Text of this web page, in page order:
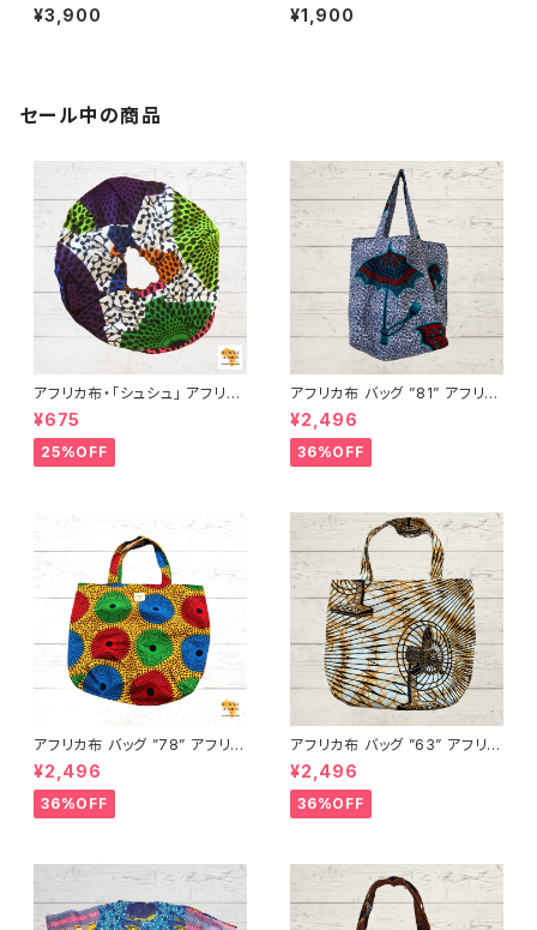
ダイタンクトップ＆巻きスカート
セット１パーニュ カンガ キテン
¥3,900
布 サロペット カンガ キテンゲ
ギニア フェアトレード INUWALI
¥1,900
セール中の商品
アフリカ布・「シュシュ」 アフリカ
ンプリント パーニュ カンガ キテ
ンゲ トートバッグ エコバッグ ギ
ニア フェアトレード INUWALIA
FRICA
¥675
25%OFF
アフリカ布 バッグ ”81” アフリカ
ンプリント パーニュ カンガ キテ
ンゲ トートバッグ エコバッグ ギ
ニア フェアトレード INUWALIA
FRICA
¥2,496
36%OFF
アフリカ布 バッグ ”78” アフリカ
ンプリント パーニュ カンガ キテ
ンゲ トートバッグ エコバッグ ギ
ニア フェアトレード INUWALIA
FRICA
¥2,496
36%OFF
アフリカ布 バッグ ”63” アフリカ
ンプリント パーニュ カンガ キテ
ンゲ トートバッグ エコバッグ ギ
ニア フェアトレード INUWALIA
FRICA
¥2,496
36%OFF